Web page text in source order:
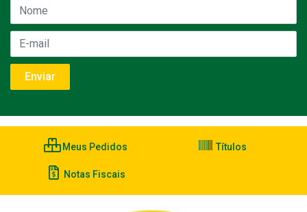
Meus Pedidos Títulos
Notas Fiscais